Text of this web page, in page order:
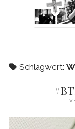
Schlagwort: